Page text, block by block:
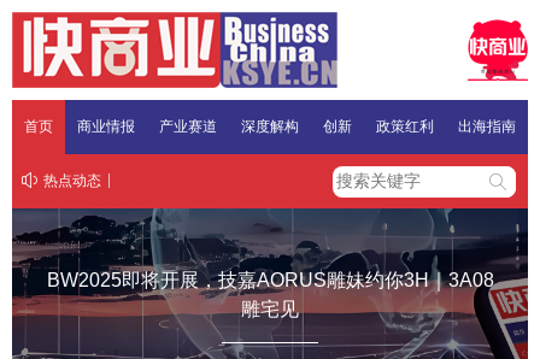
首页 商业情报 产业赛道 深度解构 创新 政策红利 出海指南
热点动态
BW2025即将开展，技嘉AORUS雕妹约你3H｜3A08
雕宅见